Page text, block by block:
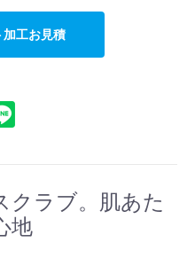
加工お見積
クラブ。肌あた
地